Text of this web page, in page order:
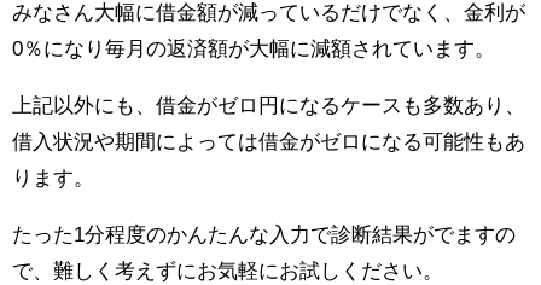
みなさん大幅に借金額が減っているだけでなく、金利が
0％になり毎月の返済額が大幅に減額されています。
上記以外にも、借金がゼロ円になるケースも多数あり、
借入状況や期間によっては借金がゼロになる可能性もあ
ります。
たった1分程度のかんたんな入力で診断結果がでますの
で、難しく考えずにお気軽にお試しください。